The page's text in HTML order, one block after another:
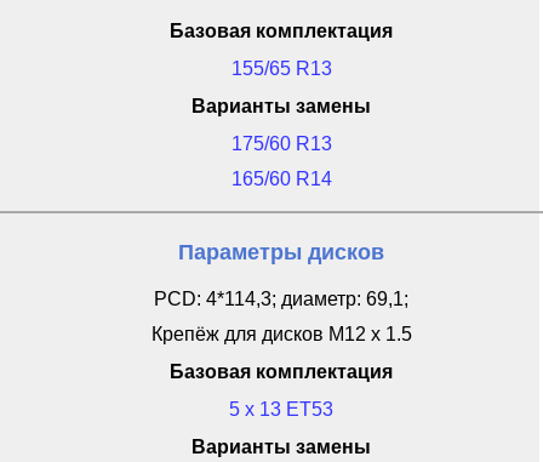
Базовая комплектация
155/65 R13
Варианты замены
175/60 R13
165/60 R14
Параметры дисков
PCD: 4*114,3; диаметр: 69,1;
Крепёж для дисков M12 x 1.5
Базовая комплектация
5 x 13 ET53
Варианты замены